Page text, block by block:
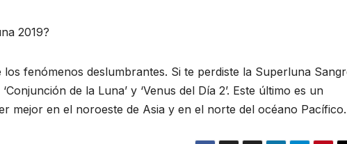
2019?
fenómenos deslumbrantes. Si te perdiste la Superluna
de la Luna’ y ‘Venus del Día 2’. Este último es un
mejor en el noroeste de Asia y en el norte del océano Pacífico.